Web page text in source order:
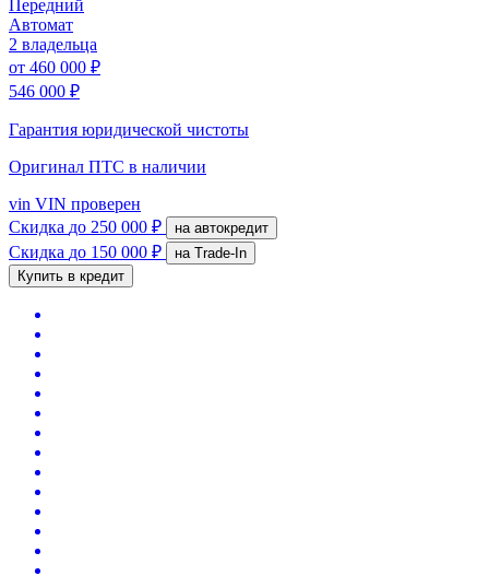
Передний
Автомат
2 владельца
от 460 000 ₽
546 000 ₽
Гарантия юридической чистоты
Оригинал ПТС в наличии
vin VIN проверен
Скидка до 250 000 ₽ на автокредит
Скидка до 150 000 ₽
на Trade-In
Купить в кредит